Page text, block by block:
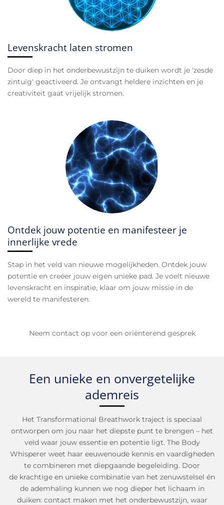
Levenskracht laten stromen
Door diep in het onderbewustzijn te duiken wordt je 'zesde
zintuig' geactiveerd. Je ontvangt heldere inzichten en je
creativiteit gaat vrijelijk stromen.
Ontdek jouw potentie en manifesteer je
innerlijke vrede
Stap in het veld van nieuwe mogelijkheden. Ontdek jouw
potentie en creëer jouw eigen unieke pad. Je voelt nieuwe
levenskracht en inspiratie, klaar om jouw missie in de
wereld te manifesteren.
Neem contact op voor een oriënterend gesprek
Een unieke en onvergetelijke
ademreis
Het Transformational Breathwork traject is speciaal
ontworpen om jou naar het diepste punt te brengen – het
veld waar jouw essentie en potentie ligt. The Body
Whisperer weet haar eeuwenoude kennis en vaardigheden
te combineren met diepgaande begeleiding. Door
de krachtige en unieke combinatie van het zenuwstelsel én
de ademhaling kunnen we nog dieper het lichaam in
duiken: contact maken met het onderbewustzijn, waar